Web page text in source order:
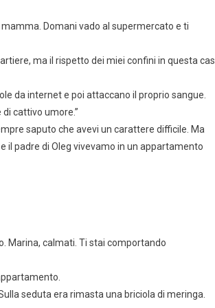
Domani vado al supermercato e ti
ma il rispetto dei miei confini in questa
da internet e poi attaccano il proprio sangue.
cattivo umore.”
saputo che avevi un carattere difficile. Ma
il padre di Oleg vivevamo in un appartamento
Marina, calmati. Ti stai comportando
seduta era rimasta una briciola di meringa.